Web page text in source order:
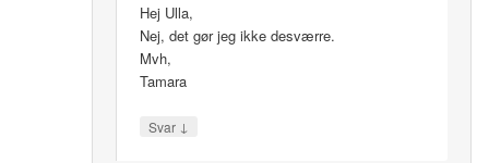
Hej Ulla,
Nej, det gør jeg ikke desværre.
Mvh,
Tamara
Svar ↓